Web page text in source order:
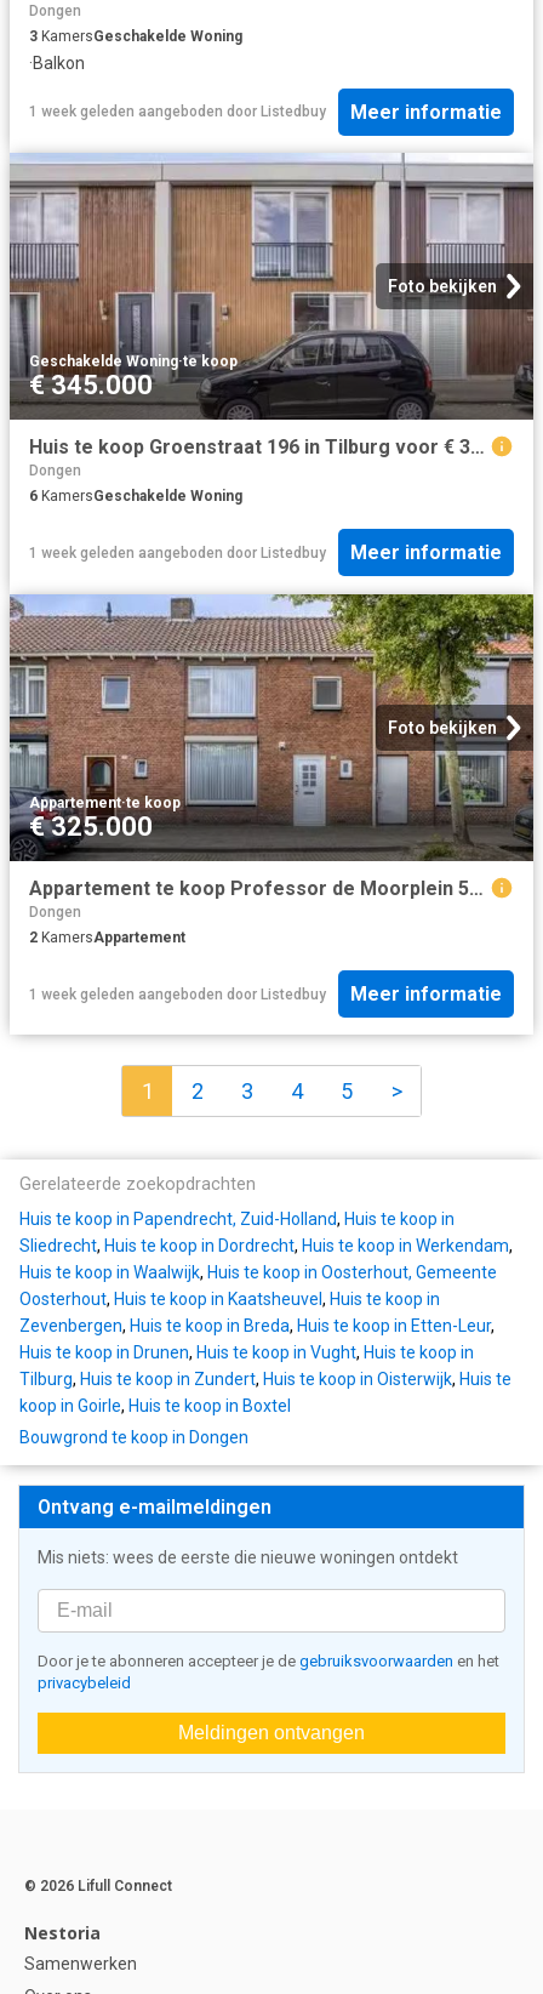
Dongen
3 KamersGeschakelde Woning
·Balkon
1 week geleden aangeboden door Listedbuy Meer informatie
Foto bekijken
Geschakelde Woning·te koop
€ 345.000
Huis te koop Groenstraat 196 in Tilburg voor € 345.000
Dongen
6 KamersGeschakelde Woning
1 week geleden aangeboden door Listedbuy Meer informatie
Foto bekijken
Appartement·te koop
€ 325.000
Appartement te koop Professor de Moorplein 551 in Tilburg voor.
Dongen
2 KamersAppartement
1 week geleden aangeboden door Listedbuy Meer informatie
1 2 3 4 5 >
Gerelateerde zoekopdrachten
Huis te koop in Papendrecht, Zuid-Holland, Huis te koop in
Sliedrecht, Huis te koop in Dordrecht, Huis te koop in Werkendam,
Huis te koop in Waalwijk, Huis te koop in Oosterhout, Gemeente
Oosterhout, Huis te koop in Kaatsheuvel , Huis te koop in
Zevenbergen, Huis te koop in Breda, Huis te koop in Etten-Leur,
Huis te koop in Drunen, Huis te koop in Vught, Huis te koop in
Tilburg, Huis te koop in Zundert, Huis te koop in Oisterwijk, Huis te
koop in Goirle, Huis te koop in Boxtel
Bouwgrond te koop in Dongen
Ontvang e-mailmeldingen
Mis niets: wees de eerste die nieuwe woningen ontdekt
Door je te abonneren accepteer je de gebruiksvoorwaarden en het
privacybeleid
Meldingen ontvangen
© 2026 Lifull Connect
Nestoria
Samenwerken